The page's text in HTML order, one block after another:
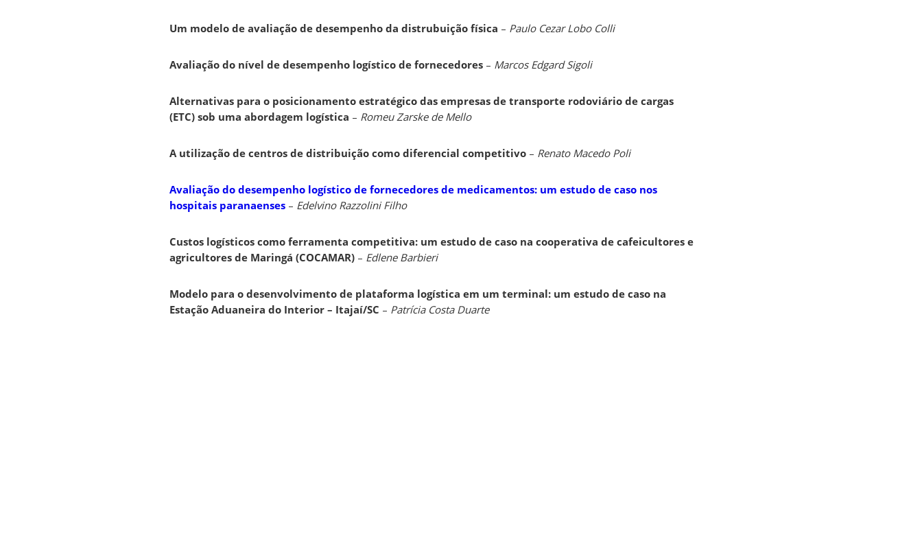
Um modelo de avaliação de desempenho da distrubuição física – Paulo Cezar Lobo Colli
Avaliação do nível de desempenho logístico de fornecedores – Marcos Edgard Sigoli
Alternativas para o posicionamento estratégico das empresas de transporte rodoviário de cargas
(ETC) sob uma abordagem logística – Romeu Zarske de Mello
A utilização de centros de distribuição como diferencial competitivo – Renato Macedo Poli
Avaliação do desempenho logístico de fornecedores de medicamentos: um estudo de caso nos
hospitais paranaenses – Edelvino Razzolini Filho
Custos logísticos como ferramenta competitiva: um estudo de caso na cooperativa de cafeicultores e
agricultores de Maringá (COCAMAR) – Edlene Barbieri
Modelo para o desenvolvimento de plataforma logística em um terminal: um estudo de caso na
Estação Aduaneira do Interior – Itajaí/SC – Patrícia Costa Duarte